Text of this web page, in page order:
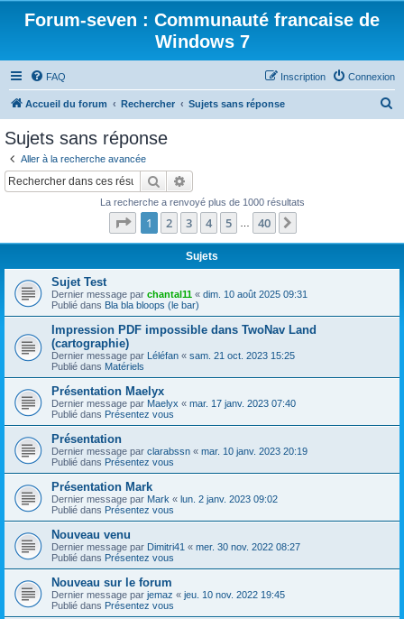
Forum-seven : Communauté francaise de
Windows 7
FAQ Connexion
Inscription
Accueil du forum Rechercher Sujets sans réponse
Sujets sans réponse
Aller à la recherche avancée
Rechercher
La recherche a renvoyé plus de 1000 résultats
Page 1sur40
1 2 3 4 5 40
Sujets
Sujet Test
Dernier message par chantal11 « dim. 10 août 2025 09:31
Publié dans Bla bla bloops (le bar)
Impression PDF impossible dans TwoNav Land
(cartographie)
Dernier message par Léléfan « sam. 21 oct. 2023 15:25
Publié dans Matériels
Présentation Maelyx
Dernier message par Maelyx « mar. 17 janv. 2023 07:40
Publié dans Présentez vous
Présentation
Dernier message par clarabssn « mar. 10 janv. 2023 20:19
Publié dans Présentez vous
Présentation Mark
Dernier message par Mark « lun. 2 janv. 2023 09:02
Publié dans Présentez vous
Nouveau venu
Dernier message par Dimitri41 « mer. 30 nov. 2022 08:27
Publié dans Présentez vous
Nouveau sur le forum
Dernier message par jemaz « jeu. 10 nov. 2022 19:45
Publié dans Présentez vous